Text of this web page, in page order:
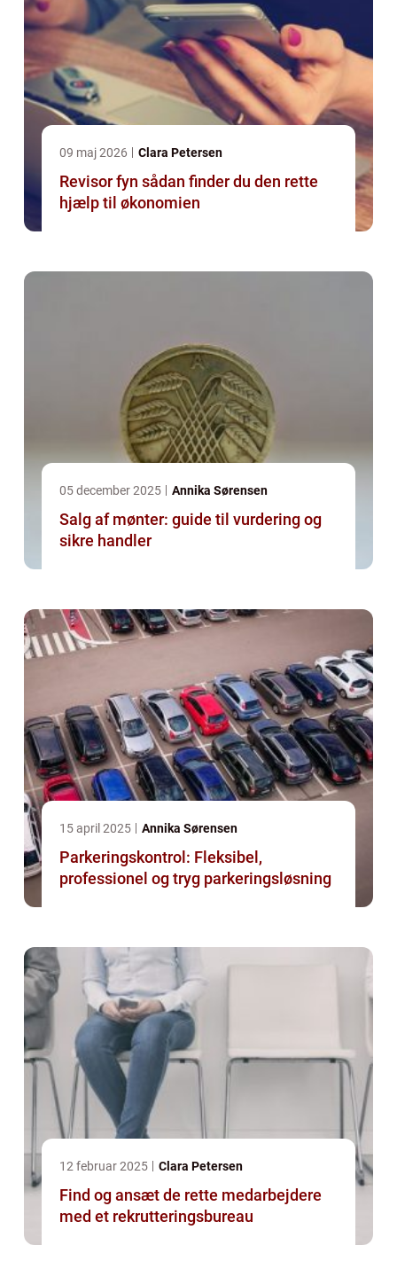
09 maj 2026 Clara Petersen
Revisor fyn sådan finder du den rette
hjælp til økonomien
05 december 2025 Annika Sørensen
Salg af mønter: guide til vurdering og
sikre handler
15 april 2025 Annika Sørensen
Parkeringskontrol: Fleksibel,
professionel og tryg parkeringsløsning
12 februar 2025 Clara Petersen
Find og ansæt de rette medarbejdere
med et rekrutteringsbureau